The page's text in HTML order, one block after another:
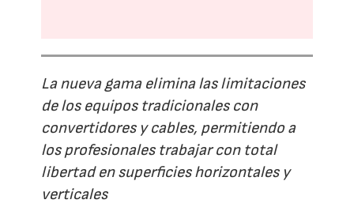
La nueva gama elimina las limitaciones
de los equipos tradicionales con
convertidores y cables, permitiendo a
los profesionales trabajar con total
libertad en superficies horizontales y
verticales